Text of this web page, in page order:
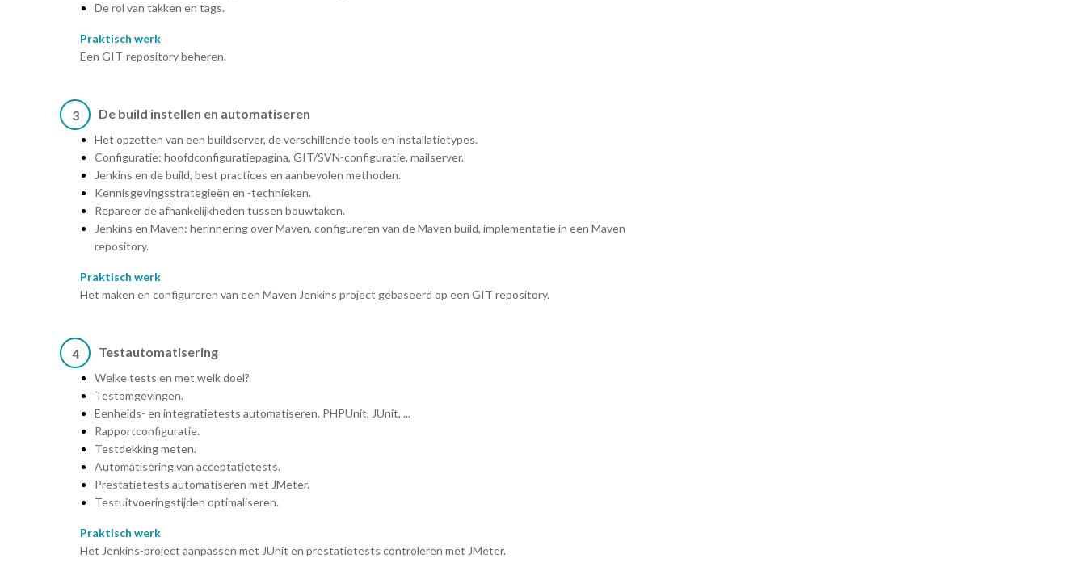
De rol van takken en tags.
Praktisch werk
Een GIT-repository beheren.
3 De build instellen en automatiseren
Het opzetten van een buildserver, de verschillende tools en installatietypes.
Configuratie: hoofdconfiguratiepagina, GIT/SVN-configuratie, mailserver.
Jenkins en de build, best practices en aanbevolen methoden.
Kennisgevingsstrategieën en -technieken.
Repareer de afhankelijkheden tussen bouwtaken.
Jenkins en Maven: herinnering over Maven, configureren van de Maven build, implementatie in een Maven
repository.
Praktisch werk
Het maken en configureren van een Maven Jenkins project gebaseerd op een GIT repository.
4 Testautomatisering
Welke tests en met welk doel?
Testomgevingen.
Eenheids- en integratietests automatiseren. PHPUnit, JUnit, ...
Rapportconfiguratie.
Testdekking meten.
Automatisering van acceptatietests.
Prestatietests automatiseren met JMeter.
Testuitvoeringstijden optimaliseren.
Praktisch werk
Het Jenkins-project aanpassen met JUnit en prestatietests controleren met JMeter.